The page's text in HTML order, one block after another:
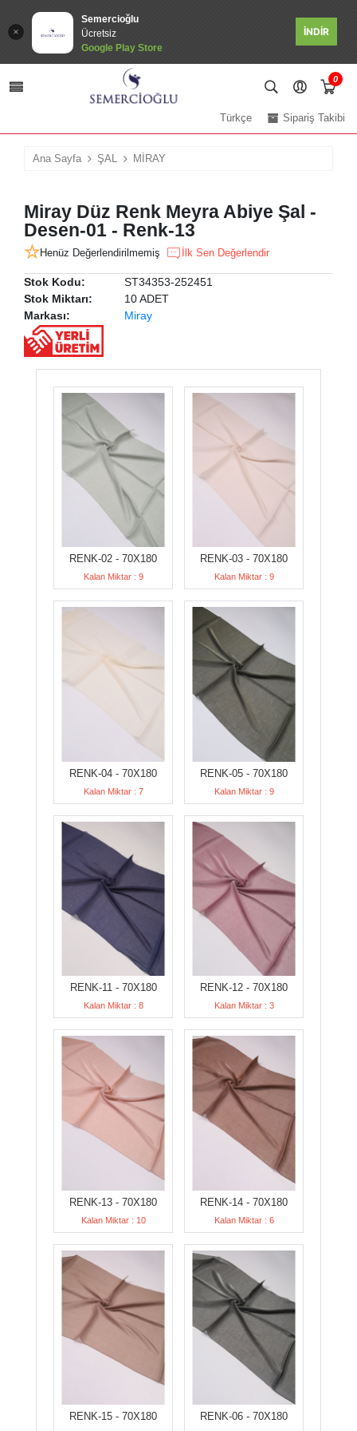
Semercioğlu
Ücretsiz
Google Play Store
İNDİR
0
Sipariş Takibi
Türkçe
Ana Sayfa ŞAL MİRAY
Miray Düz Renk Meyra Abiye Şal -
Desen-01 - Renk-13
Henüz Değerlendirilmemiş İlk Sen Değerlendir
Stok Kodu:
ST34353-252451
Stok Miktarı:
10 ADET
Markası:
Miray
RENK-02 - 70X180
Kalan Miktar : 9
RENK-03 - 70X180
Kalan Miktar : 9
RENK-04 - 70X180
Kalan Miktar : 7
RENK-05 - 70X180
Kalan Miktar : 9
RENK-11 - 70X180
Kalan Miktar : 8
RENK-12 - 70X180
Kalan Miktar : 3
RENK-13 - 70X180
Kalan Miktar : 10
RENK-14 - 70X180
Kalan Miktar : 6
RENK-15 - 70X180 RENK-06 - 70X180